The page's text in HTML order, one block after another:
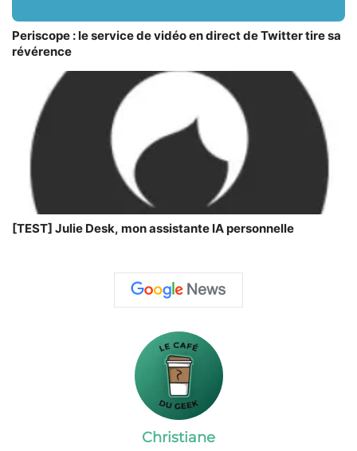
Periscope : le service de vidéo en direct de Twitter tire sa
révérence
[TEST] Julie Desk, mon assistante IA personnelle
Christiane